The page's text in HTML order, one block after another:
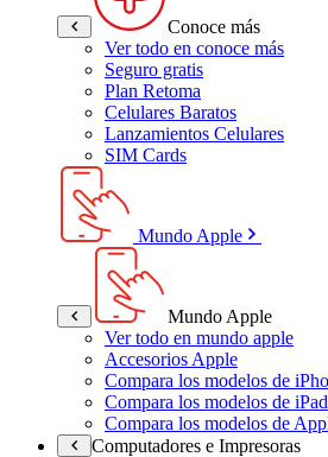
Conoce más
Ver todo en conoce más
Seguro gratis
Plan Retoma
Celulares Baratos
Lanzamientos Celulares
SIM Cards
Mundo Apple
Mundo Apple
Ver todo en mundo apple
Accesorios Apple
Compara los modelos de
Compara los modelos de iPad
Compara los modelos de
Computadores e Impresoras